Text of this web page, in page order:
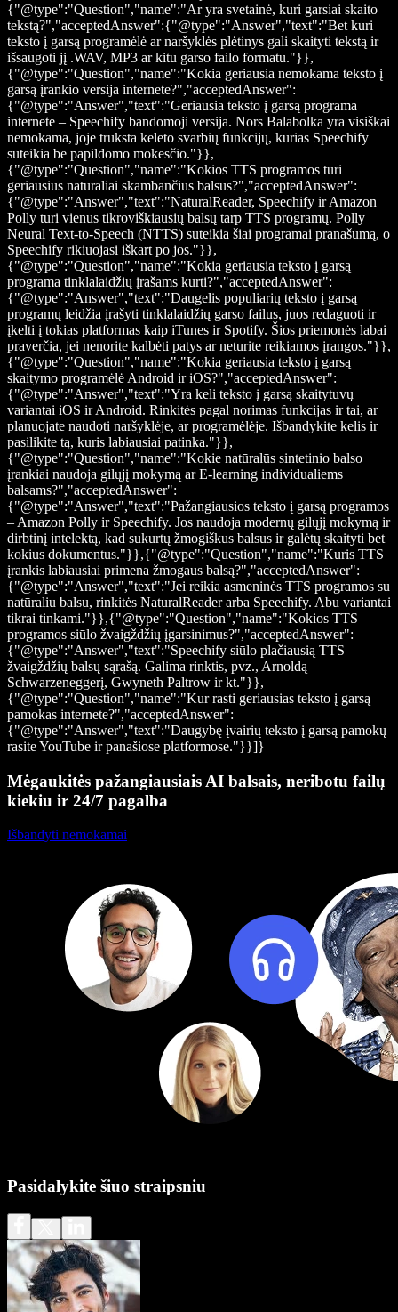
{"@type":"Question","name":"Ar yra svetainė, kuri garsiai skaito
tekstą?","acceptedAnswer":{"@type":"Answer","text":"Bet kuri
teksto į garsą programėlė ar naršyklės plėtinys gali skaityti tekstą ir
išsaugoti jį .WAV, MP3 ar kitu garso failo formatu."}},
{"@type":"Question","name":"Kokia geriausia nemokama teksto į
garsą įrankio versija internete?","acceptedAnswer":
{"@type":"Answer","text":"Geriausia teksto į garsą programa
internete – Speechify bandomoji versija. Nors Balabolka yra visiškai
nemokama, joje trūksta keleto svarbių funkcijų, kurias Speechify
suteikia be papildomo mokesčio."}},
{"@type":"Question","name":"Kokios TTS programos turi
geriausius natūraliai skambančius balsus?","acceptedAnswer":
{"@type":"Answer","text":"NaturalReader, Speechify ir Amazon
Polly turi vienus tikroviškiausių balsų tarp TTS programų. Polly
Neural Text-to-Speech (NTTS) suteikia šiai programai pranašumą, o
Speechify rikiuojasi iškart po jos."}},
{"@type":"Question","name":"Kokia geriausia teksto į garsą
programa tinklalaidžių įrašams kurti?","acceptedAnswer":
{"@type":"Answer","text":"Daugelis populiarių teksto į garsą
programų leidžia įrašyti tinklalaidžių garso failus, juos redaguoti ir
įkelti į tokias platformas kaip iTunes ir Spotify. Šios priemonės labai
praverčia, jei nenorite kalbėti patys ar neturite reikiamos įrangos."}},
{"@type":"Question","name":"Kokia geriausia teksto į garsą
skaitymo programėlė Android ir iOS?","acceptedAnswer":
{"@type":"Answer","text":"Yra keli teksto į garsą skaitytuvų
variantai iOS ir Android. Rinkitės pagal norimas funkcijas ir tai, ar
planuojate naudoti naršyklėje, ar programėlėje. Išbandykite kelis ir
pasilikite tą, kuris labiausiai patinka."}},
{"@type":"Question","name":"Kokie natūralūs sintetinio balso
įrankiai naudoja gilųjį mokymą ar E-learning individualiems
balsams?","acceptedAnswer":
{"@type":"Answer","text":"Pažangiausios teksto į garsą programos
– Amazon Polly ir Speechify. Jos naudoja modernų gilųjį mokymą ir
dirbtinį intelektą, kad sukurtų žmogiškus balsus ir galėtų skaityti bet
kokius dokumentus."}},{"@type":"Question","name":"Kuris TTS
įrankis labiausiai primena žmogaus balsą?","acceptedAnswer":
{"@type":"Answer","text":"Jei reikia asmeninės TTS programos su
natūraliu balsu, rinkitės NaturalReader arba Speechify. Abu variantai
tikrai tinkami."}},{"@type":"Question","name":"Kokios TTS
programos siūlo žvaigždžių įgarsinimus?","acceptedAnswer":
{"@type":"Answer","text":"Speechify siūlo plačiausią TTS
žvaigždžių balsų sąrašą. Galima rinktis, pvz., Arnoldą
Schwarzeneggerį, Gwyneth Paltrow ir kt."}},
{"@type":"Question","name":"Kur rasti geriausias teksto į garsą
pamokas internete?","acceptedAnswer":
{"@type":"Answer","text":"Daugybę įvairių teksto į garsą pamokų
rasite YouTube ir panašiose platformose."}}]}
Mėgaukitės pažangiausiais AI balsais, neribotu failų
kiekiu ir 24/7 pagalba
Išbandyti nemokamai
Pasidalykite šiuo straipsniu